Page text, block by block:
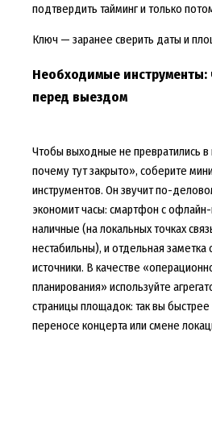
подтвердить тайминг и только
Ключ — заранее сверить даты и
Необходимые инструменты:
перед выездом
Чтобы выходные не превратились в
почему тут закрыто», соберите
инструментов. Он звучит по-
экономит часы: смартфон с
наличные (на локальных точках
нестабильны), и отдельная заметка
источники. В качестве
планирования» используйте
страницы площадок: так вы
переносе концерта или смене